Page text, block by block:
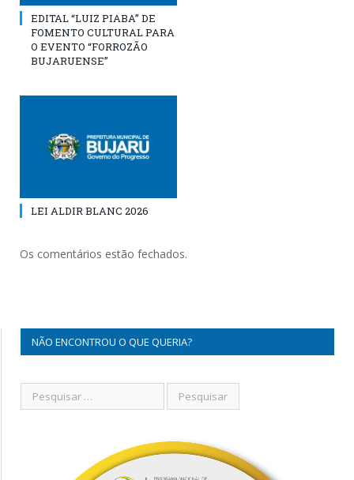
EDITAL “LUIZ PIABA” DE
FOMENTO CULTURAL PARA
O EVENTO “FORROZÃO
BUJARUENSE”
LEI ALDIR BLANC 2026
Os comentários estão fechados.
NÃO ENCONTROU O QUE QUERIA?